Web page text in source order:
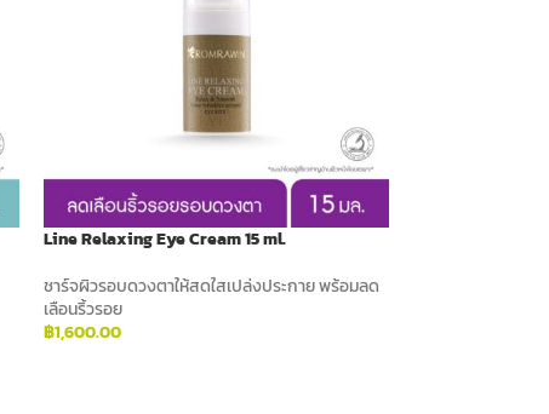
Line Relaxing Eye Cream 15 ml.
ชาร์จผิวรอบดวงตาให้สดใสเปล่งประกาย พร้อมลด
เลือนริ้วรอย
฿1,600.00